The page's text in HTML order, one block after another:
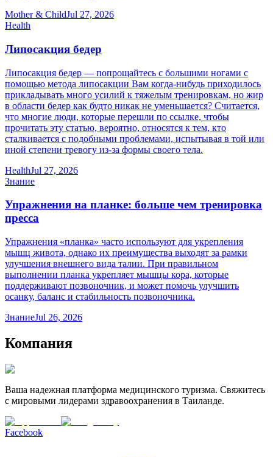
Mother & ChildJul 27, 2026
Health
Липосакция бедер
Липосакция бедер — попрощайтесь с большими ногами с
помощью метода липосакции Вам когда-нибудь приходилось
прикладывать много усилий к тяжелым тренировкам, но жир
в области бедер как будто никак не уменьшается? Считается,
что многие люди, которые перешли по ссылке, чтобы
прочитать эту статью, вероятно, относятся к тем, кто
сталкивается с подобными проблемами, испытывая в той или
иной степени тревогу из-за формы своего тела.
HealthJul 27, 2026
Знание
Упражнения на планке: больше чем тренировка
пресса
Упражнения «планка» часто используют для укрепления
мышц живота, однако их преимущества выходят за рамки
улучшения внешнего вида талии. При правильном
выполнении планка укрепляет мышцы кора, которые
поддерживают позвоночник, и может помочь улучшить
осанку, баланс и стабильность позвоночника.
ЗнаниеJul 26, 2026
Компания
Ваша надежная платформа медицинского туризма. Свяжитесь
с мировыми лидерами здравоохранения в Таиланде.
Facebook